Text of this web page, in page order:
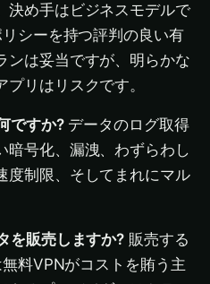
決め手はビジネスモデルで
シーを持つ評判の良い有
ンは妥当ですが、明らかな
リはリスクです。
ですか?データのログ取得
暗号化、漏洩、わずらわし
度制限、そしてまれにマル
を販売しますか? 販売する
料VPNがコストを賄う主